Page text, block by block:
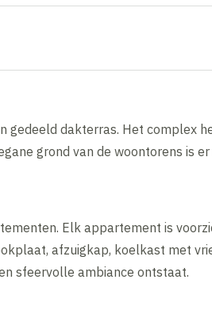
gedeeld dakterras. Het complex
grond van de woontorens is
Elk appartement is
afzuigkap, koelkast met
sfeervolle ambiance ontstaat.